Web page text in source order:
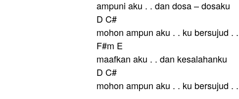
ampuni aku . . dan dosa – dosaku
D C#
mohon ampun aku . . ku bersujud . .
F#m E
maafkan aku . . dan kesalahanku
D C#
mohon ampun aku . . ku bersujud . .